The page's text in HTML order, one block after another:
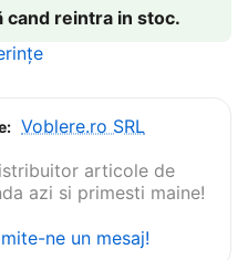
cand reintra in stoc.
Voblere.ro SRL
articole de
azi si primesti maine!
ne un mesaj!